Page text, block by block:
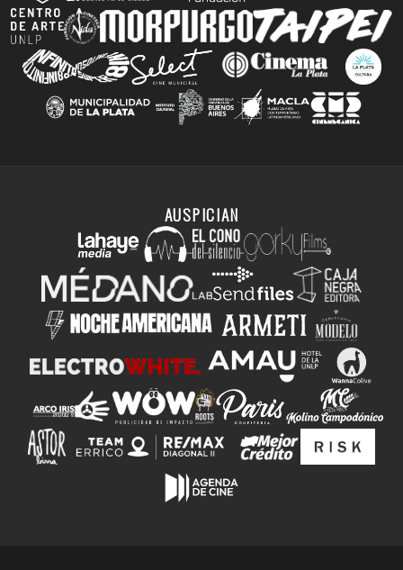
AUSPICIAN